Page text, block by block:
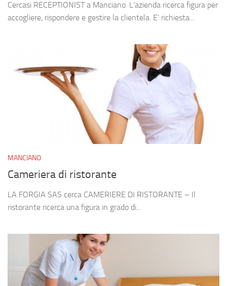
Cercasi RECEPTIONIST a Manciano. L’azienda ricerca figura per
accogliere, rispondere e gestire la clientela. E’ richiesta...
MANCIANO
Cameriera di ristorante
LA FORGIA SAS cerca CAMERIERE DI RISTORANTE – Il
ristorante ricerca una figura in grado di...